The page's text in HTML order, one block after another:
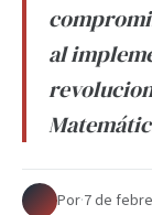
al
Por·7 de